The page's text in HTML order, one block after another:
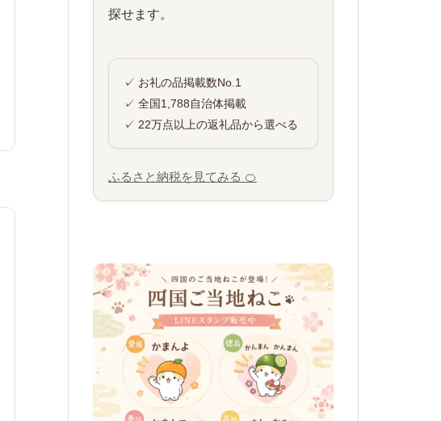
探せます。
✓ お礼の品掲載数No.1
✓ 全国1,788自治体掲載
✓ 22万点以上の返礼品から選べる
ふるさと納税を見てみる 🍊